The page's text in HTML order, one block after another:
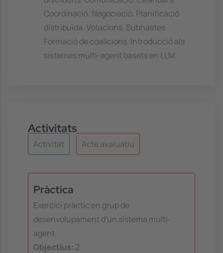
Coordinació. Negociació. Planificació
distribuïda. Votacions. Subhastes.
Formació de coalicions. Introducció als
sistemes multi-agent basats en LLM.
Activitats
Activitat Acte avaluatiu
Pràctica
Exercici pràctic en grup de
desenvolupament d'un sistema multi-
agent.
Objectius: 2